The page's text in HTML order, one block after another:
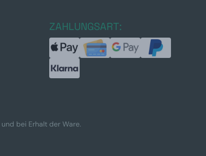
ZAHLUNGSART:
bei Erhalt der Ware.